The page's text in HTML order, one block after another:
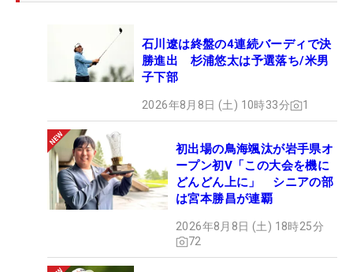
石川遼は終盤の4連続バーディで決
勝進出 杉浦悠太は予選落ち/米男
子下部
2026年8月8日 (土) 10時33分 1
初出場の鳥海颯汰が岩手県オ
ープン初V「この大会を機に
どんどん上に」 シニアの部
は宮本勝昌が連覇
2026年8月8日 (土) 18時25分
72